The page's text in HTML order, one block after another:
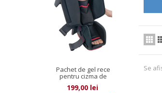
Pachet de gel rece
pentru cizma de
imobilizare...
199,00 lei
Se